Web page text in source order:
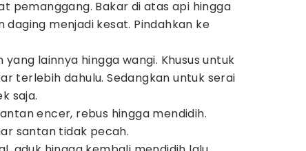
pemanggang. Bakar di atas api hingga
menjadi kesat. Pindahkan ke
yang lainnya hingga wangi. Khusus untuk
terlebih dahulu. Sedangkan untuk serai
saja.
encer, rebus hingga mendidih.
santan tidak pecah.